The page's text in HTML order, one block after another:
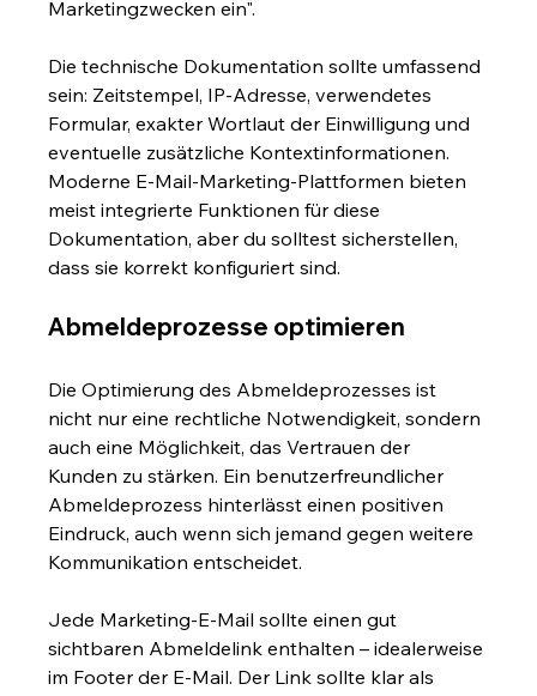
Marketingzwecken ein".
Die technische Dokumentation sollte umfassend
sein: Zeitstempel, IP-Adresse, verwendetes
Formular, exakter Wortlaut der Einwilligung und
eventuelle zusätzliche Kontextinformationen.
Moderne E-Mail-Marketing-Plattformen bieten
meist integrierte Funktionen für diese
Dokumentation, aber du solltest sicherstellen,
dass sie korrekt konfiguriert sind.
Abmeldeprozesse optimieren
Die Optimierung des Abmeldeprozesses ist
nicht nur eine rechtliche Notwendigkeit, sondern
auch eine Möglichkeit, das Vertrauen der
Kunden zu stärken. Ein benutzerfreundlicher
Abmeldeprozess hinterlässt einen positiven
Eindruck, auch wenn sich jemand gegen weitere
Kommunikation entscheidet.
Jede Marketing-E-Mail sollte einen gut
sichtbaren Abmeldelink enthalten – idealerweise
im Footer der E-Mail. Der Link sollte klar als